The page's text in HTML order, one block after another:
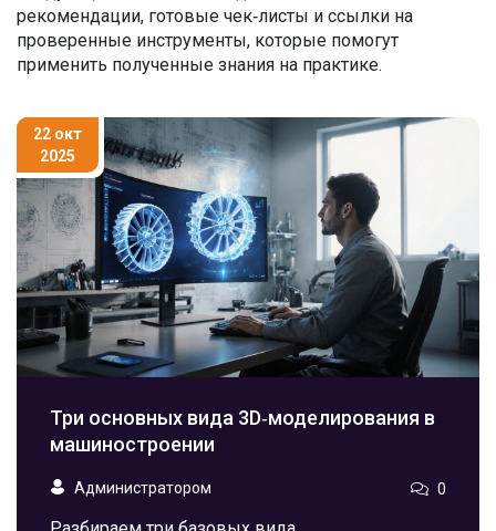
рекомендации, готовые чек‑листы и ссылки на
проверенные инструменты, которые помогут
применить полученные знания на практике.
22 окт
2025
Три основных вида 3D‑моделирования в
машиностроении
Администратором 0